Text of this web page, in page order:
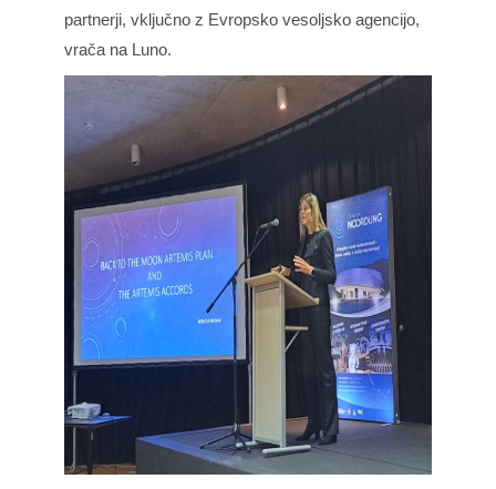
partnerji, vključno z Evropsko vesoljsko agencijo,
vrača na Luno.